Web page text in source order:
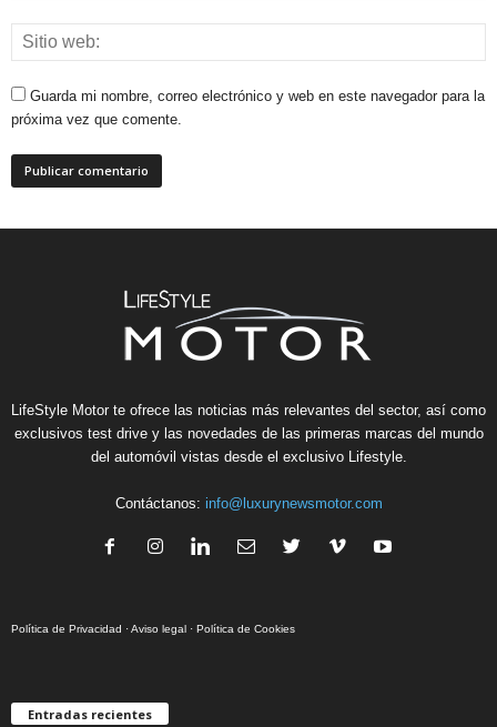
Guarda mi nombre, correo electrónico y web en este navegador para la
próxima vez que comente.
LifeStyle Motor te ofrece las noticias más relevantes del sector, así como
exclusivos test drive y las novedades de las primeras marcas del mundo
del automóvil vistas desde el exclusivo Lifestyle.
Contáctanos: info@luxurynewsmotor.com
Política de Privacidad ·Aviso legal · Política de Cookies
Entradas recientes